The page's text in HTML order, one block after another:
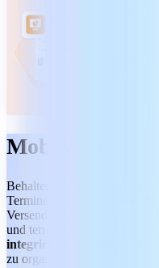
MobiMail
Behalten Sie den Überblick
Termine, indem Sie
Versenden Sie E-Mails
und terminieren Sie
integrierten Kalender
und
zu organisieren.